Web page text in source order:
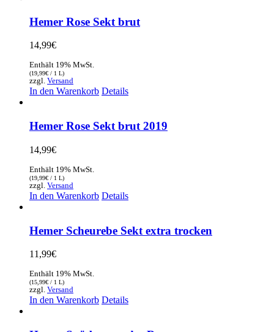
Hemer Rose Sekt brut
14,99€
Enthält 19% MwSt.
(19,99€ / 1 L)
zzgl. Versand
In den Warenkorb Details
Hemer Rose Sekt brut 2019
14,99€
Enthält 19% MwSt.
(19,99€ / 1 L)
zzgl. Versand
In den Warenkorb Details
Hemer Scheurebe Sekt extra trocken
11,99€
Enthält 19% MwSt.
(15,99€ / 1 L)
zzgl. Versand
In den Warenkorb Details